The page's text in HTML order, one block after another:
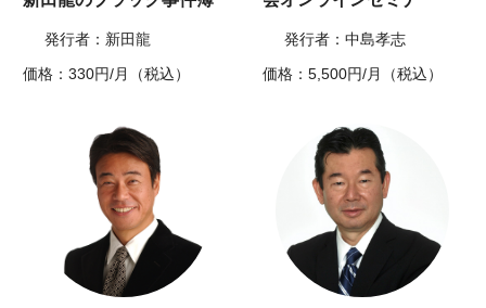
発行者：新田龍
価格：330円/月（税込）
発行者：中島孝志
価格：5,500円/月（税込）